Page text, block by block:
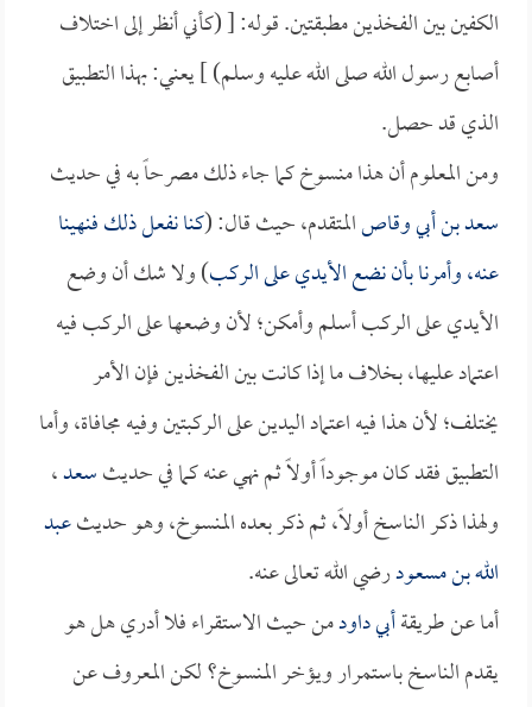
الكفين بين الفخذين مطبقتين. قوله: [ (كأني أنظر إلى اختلاف
أصابع رسول الله صلى الله عليه وسلم) ] يعني: بهذا التطبيق
الذي قد حصل.
ومن المعلوم أن هذا منسوخ كما جاء ذلك مصرحاً به في حديث
سعد بن أبي وقاصالمتقدم، حيث قال: (كنا نفعل ذلك فنهينا
عنه، وأمرنا بأن نضع الأيدي على الركب) ولا شك أن وضع
الأيدي على الركب أسلم وأمكن؛ لأن وضعها على الركب فيه
اعتماد عليها، بخلاف ما إذا كانت بين الفخذين فإن الأمر
يختلف؛ لأن هذا فيه اعتماد اليدين على الركبتين وفيه مجافاة، وأما
التطبيق فقد كان موجوداً أولاً ثم نهي عنه كما في حديثسعد،
ولهذا ذكر الناسخ أولاً، ثم ذكر بعده المنسوخ، وهو حديثعبد
الله بن مسعودرضي الله تعالى عنه.
أما عن طريقةأبي داودمن حيث الاستقراء فلا أدري هل هو
يقدم الناسخ باستمرار ويؤخر المنسوخ؟ لكن المعروف عن